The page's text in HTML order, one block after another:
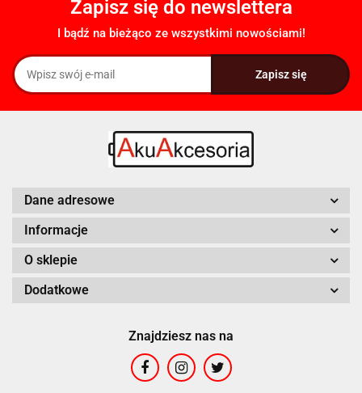
Zapisz się do newslettera
I bądź na bieżąco ze wszystkimi nowościami!
Dane adresowe
Informacje
O sklepie
Dodatkowe
Znajdziesz nas na